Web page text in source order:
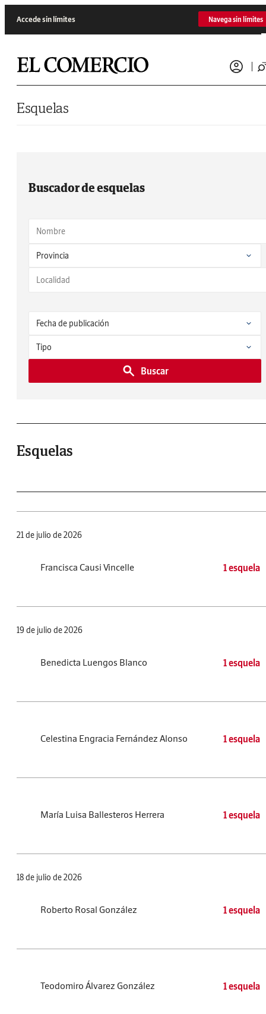
Accede sin límites Navega sin límites
Esquelas
Buscador de esquelas
Buscar
Esquelas
21 de julio de 2026
Francisca Causi Vincelle 1 esquela
19 de julio de 2026
Benedicta Luengos Blanco 1 esquela
Celestina Engracia Fernández Alonso 1 esquela
María Luisa Ballesteros Herrera 1 esquela
18 de julio de 2026
Roberto Rosal González 1 esquela
Teodomiro Álvarez González 1 esquela